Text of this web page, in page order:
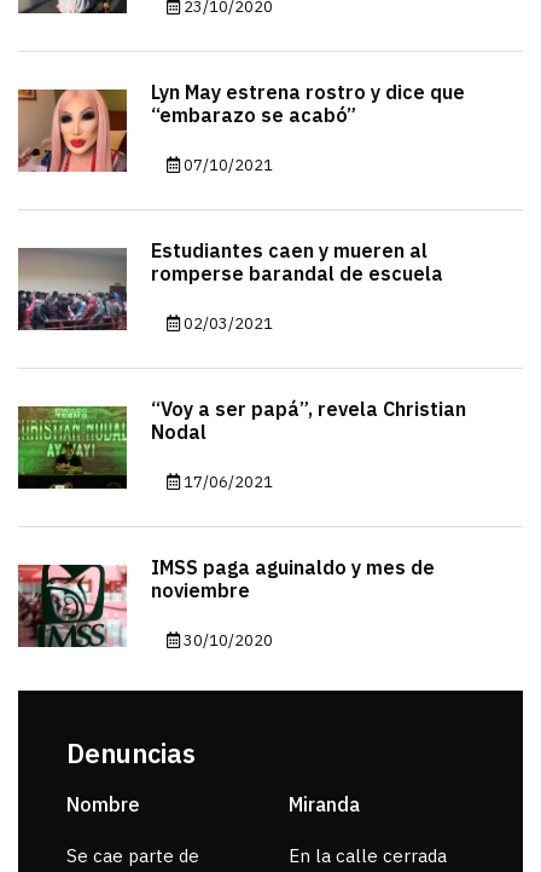
23/10/2020
Lyn May estrena rostro y dice que
“embarazo se acabó”
07/10/2021
Estudiantes caen y mueren al
romperse barandal de escuela
02/03/2021
“Voy a ser papá”, revela Christian
Nodal
17/06/2021
IMSS paga aguinaldo y mes de
noviembre
30/10/2020
Denuncias
Nombre
Se cae parte de
Miranda
En la calle cerrada